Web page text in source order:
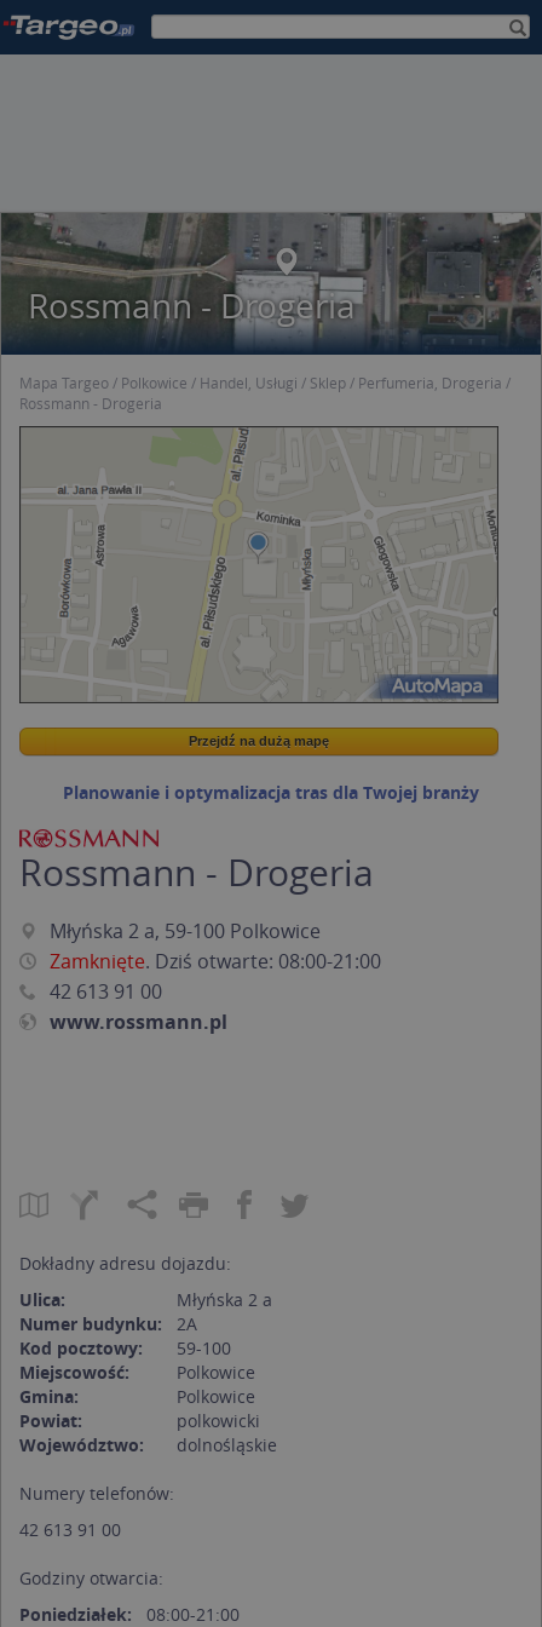
Rossmann - Drogeria
Mapa Targeo Polkowice Handel, Usługi Sklep
Perfumeria, Drogeria
Rossmann - Drogeria
Wstaw tę mapkę na swoją stronę
Przejdź na dużą mapę
Przejdź na dużą mapę
Planowanie i optymalizacja tras dla Twojej branży
Rossmann - Drogeria
Młyńska 2 a, 59-100 Polkowice
Zamknięte. Dziś otwarte: 08:00-21:00
42 613 91 00
www.rossmann.pl
Dokładny adresu dojazdu:
Ulica:
Młyńska 2 a
Numer budynku:
2A
Kod pocztowy:
59-100
Miejscowość:
Polkowice
Gmina:
Polkowice
Powiat:
polkowicki
Województwo:
dolnośląskie
Numery telefonów:
42 613 91 00
Godziny otwarcia:
Poniedziałek:
08:00-21:00